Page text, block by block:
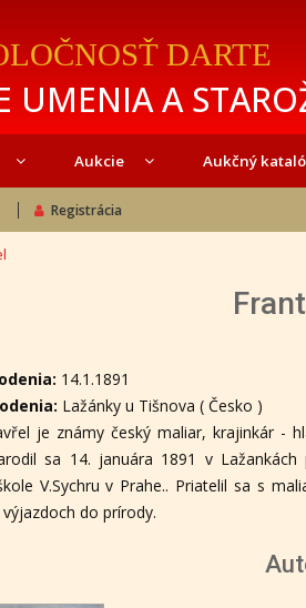
DARTE
UMENIA A
Aukcie Aukčný
Registrácia
14.1.1891
Lažánky u Tišnova ( Česko )
je známy český maliar, krajinkár -
sa 14. januára 1891 v
V.Sychru v Prahe.. Priatelil sa s
do prírody.